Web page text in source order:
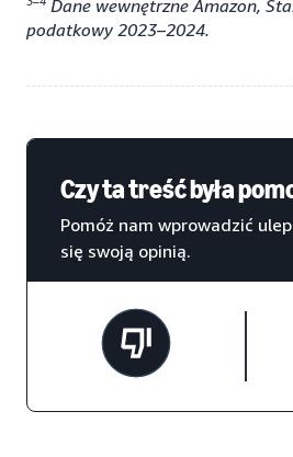
Dane wewnętrzne Amazon,
podatkowy 2023–2024.
Czy ta treść była
Pomóż nam wprowadzić
się swoją opinią.